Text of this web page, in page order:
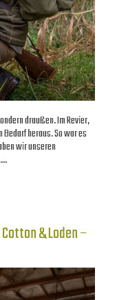
draußen. Im Revier,
heraus. So war es
wir unseren
& Loden –